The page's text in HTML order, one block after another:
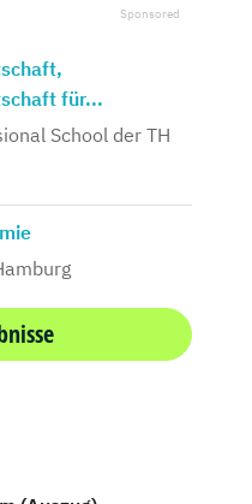
für...
School der TH